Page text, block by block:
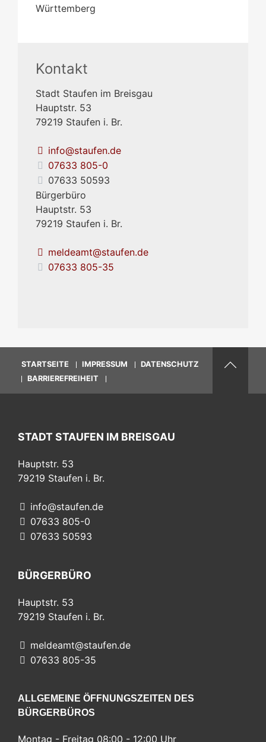
Württemberg
Kontakt
Stadt Staufen im Breisgau
Hauptstr. 53
79219 Staufen i. Br.
info@staufen.de
07633 805-0
07633 50593
Bürgerbüro
Hauptstr. 53
79219 Staufen i. Br.
meldeamt@staufen.de
07633 805-35
STARTSEITE IMPRESSUM
DATENSCHUTZ
BARRIEREFREIHEIT
STADT STAUFEN IM BREISGAU
Hauptstr. 53
79219 Staufen i. Br.
info@staufen.de
07633 805-0
07633 50593
BÜRGERBÜRO
Hauptstr. 53
79219 Staufen i. Br.
meldeamt@staufen.de
07633 805-35
ALLGEMEINE ÖFFNUNGSZEITEN DES
BÜRGERBÜROS
Montag - Freitag 08:00 - 12:00 Uhr